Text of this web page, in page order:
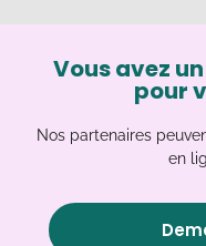
Vous avez
pour
Nos partenaires
en